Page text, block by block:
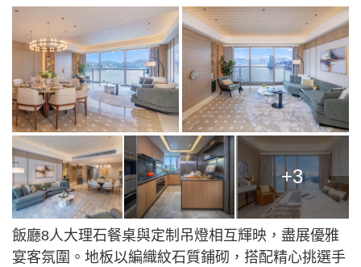
+3
飯廳8人大理石餐桌與定制吊燈相互輝映，盡展優雅
宴客氛圍。地板以編織紋石質鋪砌，搭配精心挑選手